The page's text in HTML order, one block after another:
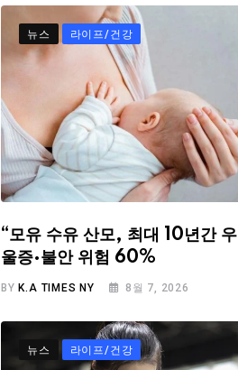
뉴스 라이프/건강
“모유 수유 산모, 최대 10년간 우
울증·불안 위험 60%
BYK.A TIMES NY 8월 7, 2026
뉴스 라이프/건강